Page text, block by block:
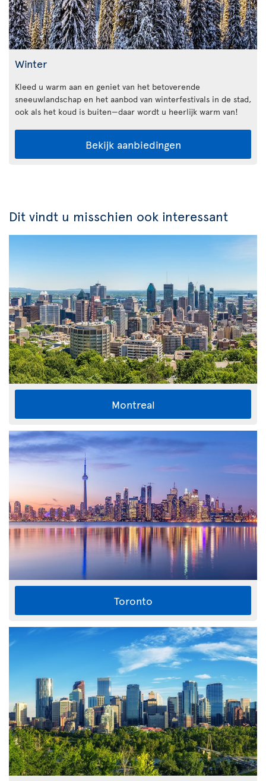
Winter
Kleed u warm aan en geniet van het betoverende
sneeuwlandschap en het aanbod van winterfestivals in de stad,
ook als het koud is buiten—daar wordt u heerlijk warm van!
Bekijk aanbiedingen
Dit vindt u misschien ook interessant
Montreal
Toronto